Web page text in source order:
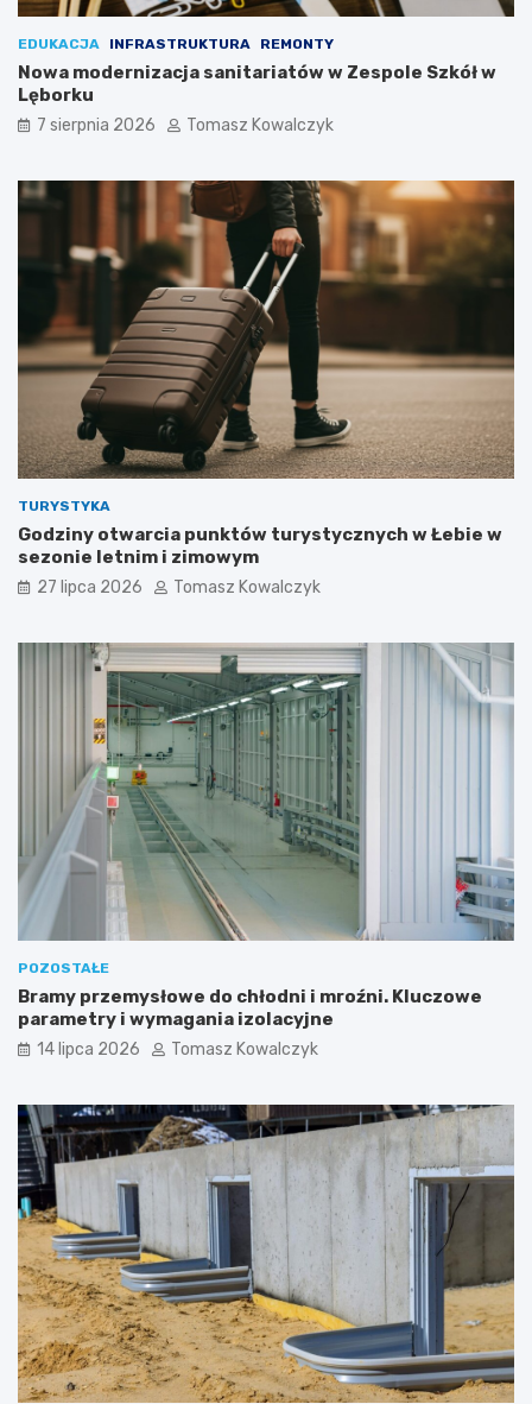
EDUKACJA INFRASTRUKTURA REMONTY
Nowa modernizacja sanitariatów w Zespole Szkół w
Lęborku
7 sierpnia 2026 Tomasz Kowalczyk
TURYSTYKA
Godziny otwarcia punktów turystycznych w Łebie w
sezonie letnim i zimowym
27 lipca 2026 Tomasz Kowalczyk
POZOSTAŁE
Bramy przemysłowe do chłodni i mroźni. Kluczowe
parametry i wymagania izolacyjne
14 lipca 2026 Tomasz Kowalczyk